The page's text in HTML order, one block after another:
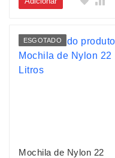
ESGOTADO
Mochila de Nylon 22